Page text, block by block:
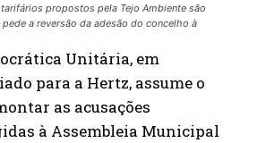
tarifários propostos pela Tejo Ambiente são
a reversão da adesão do concelho à
Unitária, em
para a Hertz, assume o
as acusações
à Assembleia Municipal